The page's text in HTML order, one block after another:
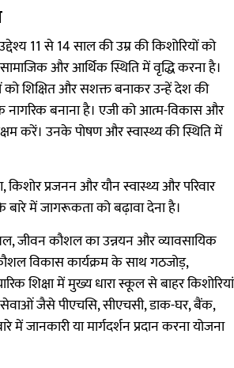
11 से 14 साल की उम्र की किशोरियों को
और आर्थिक स्थिति में वृद्धि करना है।
को शिक्षित और सशक्त बनाकर उन्हें देश की
बनाना है। एजी को आत्म-विकास और
करें। उनके पोषण और स्वास्थ्य की स्थिति में
किशोर प्रजनन और यौन स्वास्थ्य और परिवार
में जागरूकता को बढ़ावा देना है।
जीवन कौशल का उन्नयन और व्यावसायिक
विकास कार्यक्रम के साथ गठजोड़,
शिक्षा में मुख्य धारा स्कूल से बाहर किशोरियां
जैसे पीएचसि, सीएचसी, डाक-घर, बैंक,
जानकारी या मार्गदर्शन प्रदान करना योजना